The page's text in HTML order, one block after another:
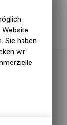
Sie haben
wir